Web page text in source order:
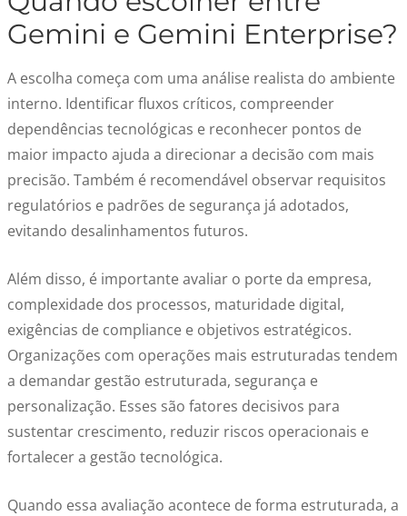
Gemini e Gemini Enterprise?
A escolha começa com uma análise realista do ambiente
interno. Identificar fluxos críticos, compreender
dependências tecnológicas e reconhecer pontos de
maior impacto ajuda a direcionar a decisão com mais
precisão. Também é recomendável observar requisitos
regulatórios e padrões de segurança já adotados,
evitando desalinhamentos futuros.
Além disso, é importante avaliar o porte da empresa,
complexidade dos processos, maturidade digital,
exigências de compliance e objetivos estratégicos.
Organizações com operações mais estruturadas tendem
a demandar gestão estruturada, segurança e
personalização. Esses são fatores decisivos para
sustentar crescimento, reduzir riscos operacionais e
fortalecer a gestão tecnológica.
Quando essa avaliação acontece de forma estruturada, a